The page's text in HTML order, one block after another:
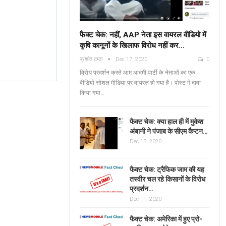
फैक्ट चेक: नहीं, AAP नेता इस वायरल वीडियो में
कृषि कानूनों के खिलाफ विरोध नहीं कर…
प्रशांत टम्टा Dec 17, 2020 0
विरोध प्रदर्शन करते आम आदमी पार्टी के नेताओं का एक
वीडियो सोशल मीडिया पर वायरल हो गया है। पोस्ट में दावा
किया गया…
फैक्ट चेक: क्या हाल ही में मुकेश
अंबानी ने पंजाब के सीएम कैप्टन…
Dec 15, 2020
फैक्ट चेक: ट्रैफिक जाम की यह
तस्वीर चल रहे किसानों के विरोध
प्रदर्शन…
Dec 11, 2020
फैक्ट चेक: अमेरिका में हुए प्रो-
Fact Check: No, AAP
Leaders Are NOT
Protesting Against Farm
Laws In The Viral…
ব্যঙ্গাত্মক ভিডিওটি